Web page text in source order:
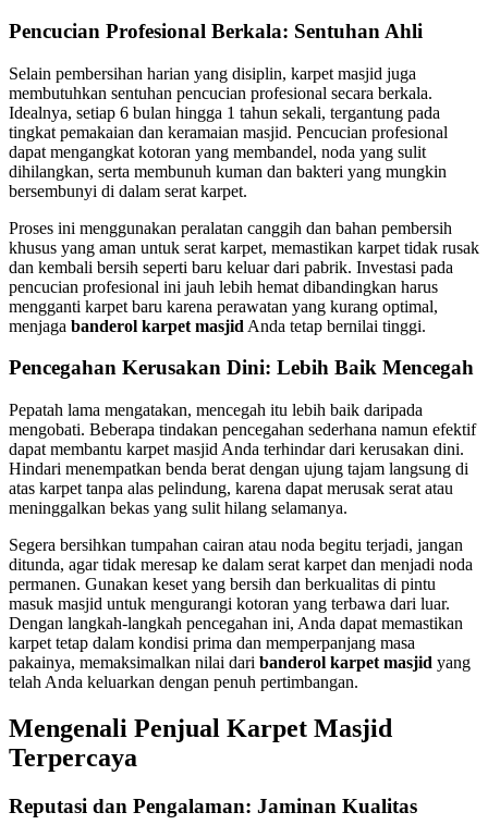
Pencucian Profesional Berkala: Sentuhan Ahli
Selain pembersihan harian yang disiplin, karpet masjid juga
membutuhkan sentuhan pencucian profesional secara berkala.
Idealnya, setiap 6 bulan hingga 1 tahun sekali, tergantung pada
tingkat pemakaian dan keramaian masjid. Pencucian profesional
dapat mengangkat kotoran yang membandel, noda yang sulit
dihilangkan, serta membunuh kuman dan bakteri yang mungkin
bersembunyi di dalam serat karpet.
Proses ini menggunakan peralatan canggih dan bahan pembersih
khusus yang aman untuk serat karpet, memastikan karpet tidak rusak
dan kembali bersih seperti baru keluar dari pabrik. Investasi pada
pencucian profesional ini jauh lebih hemat dibandingkan harus
mengganti karpet baru karena perawatan yang kurang optimal,
menjaga banderol karpet masjid Anda tetap bernilai tinggi.
Pencegahan Kerusakan Dini: Lebih Baik Mencegah
Pepatah lama mengatakan, mencegah itu lebih baik daripada
mengobati. Beberapa tindakan pencegahan sederhana namun efektif
dapat membantu karpet masjid Anda terhindar dari kerusakan dini.
Hindari menempatkan benda berat dengan ujung tajam langsung di
atas karpet tanpa alas pelindung, karena dapat merusak serat atau
meninggalkan bekas yang sulit hilang selamanya.
Segera bersihkan tumpahan cairan atau noda begitu terjadi, jangan
ditunda, agar tidak meresap ke dalam serat karpet dan menjadi noda
permanen. Gunakan keset yang bersih dan berkualitas di pintu
masuk masjid untuk mengurangi kotoran yang terbawa dari luar.
Dengan langkah-langkah pencegahan ini, Anda dapat memastikan
karpet tetap dalam kondisi prima dan memperpanjang masa
pakainya, memaksimalkan nilai dari banderol karpet masjid yang
telah Anda keluarkan dengan penuh pertimbangan.
Mengenali Penjual Karpet Masjid
Terpercaya
Reputasi dan Pengalaman: Jaminan Kualitas